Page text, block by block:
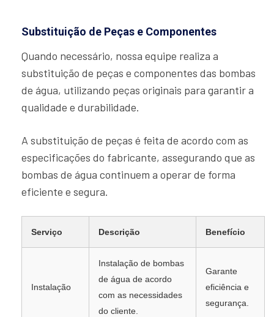
Substituição de Peças e Componentes
Quando necessário, nossa equipe realiza a
substituição de peças e componentes das bombas
de água, utilizando peças originais para garantir a
qualidade e durabilidade.
A substituição de peças é feita de acordo com as
especificações do fabricante, assegurando que as
bombas de água continuem a operar de forma
eficiente e segura.
Serviço Descrição Benefício
Instalação
Instalação de bombas
de água de acordo
com as necessidades
do cliente.
Garante
eficiência e
segurança.